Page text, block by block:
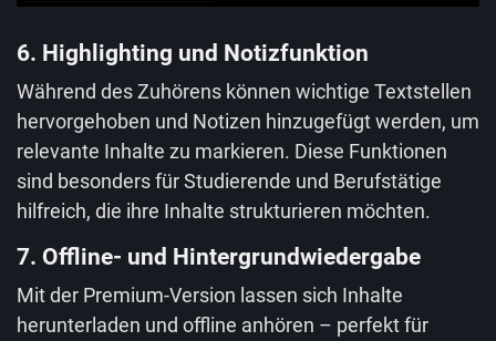
6. Highlighting und Notizfunktion
Während des Zuhörens können wichtige Textstellen
hervorgehoben und Notizen hinzugefügt werden, um
relevante Inhalte zu markieren. Diese Funktionen
sind besonders für Studierende und Berufstätige
hilfreich, die ihre Inhalte strukturieren möchten.
7. Offline- und Hintergrundwiedergabe
Mit der Premium-Version lassen sich Inhalte
herunterladen und offline anhören – perfekt für